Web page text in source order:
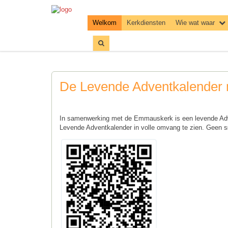
Welkom Kerkdiensten Wie wat waar
De Levende Adventkalender
In samenwerking met de Emmauskerk is een levende
Levende Adventkalender in volle omvang te zien. Geen